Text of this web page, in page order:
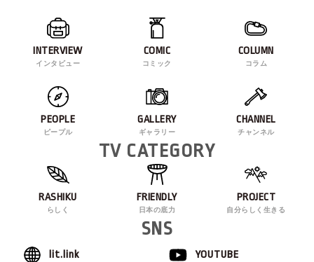
INTERVIEW
インタビュー
COMIC
コミック
COLUMN
コラム
PEOPLE
ピープル
GALLERY
ギャラリー
CHANNEL
チャンネル
TV CATEGORY
RASHIKU
らしく
FRIENDLY
日本の底力
PROJECT
自分らしく生きる
SNS
lit.link YOUTUBE